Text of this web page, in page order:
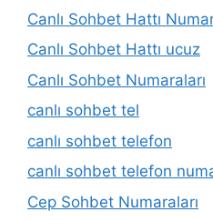
Canlı Sohbet Hattı
Canlı Sohbet Hattı ucuz
Canlı Sohbet Numaraları
canlı sohbet tel
canlı sohbet telefon
canlı sohbet telefon
Cep Sohbet Numaraları